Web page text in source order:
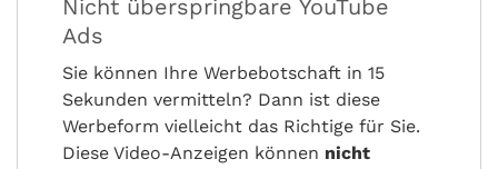
Nicht überspringbare YouTube
Ads
Sie können Ihre Werbebotschaft in 15
Sekunden vermitteln? Dann ist diese
Werbeform vielleicht das Richtige für Sie.
Diese Video-Anzeigen können nicht